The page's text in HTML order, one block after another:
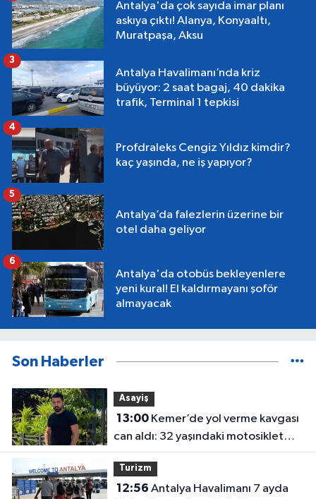
Antalya'da çok sayıda imar planı
askıya çıktı! Alanya, Konyaaltı,
Muratpaşa, Aksu
Antalya Havalimanı’nda kriz
büyüyor: 2 saat bagaj, 40 dakika
trafik, Terminal 1 tepkisi
3
Profdraleks Cengiz Yıldız kimdir?
kaç yaşında, ne iş yapıyor?
4
Antalya’da falezlerin üzerine bir
otel daha geliyor
5
Antalya'da otobüs bekleyenlere
yeni kural! El kaldırmayanı şoför
almayacak
6
Son Haberler
Asayiş
13:00Kemer’de yol verme kavgası
can aldı: 32 yaşındaki motosiklet
tamircisi öldü
Turizm
12:56